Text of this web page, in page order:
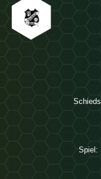
Spiel: